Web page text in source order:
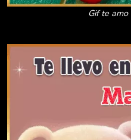
Gif te